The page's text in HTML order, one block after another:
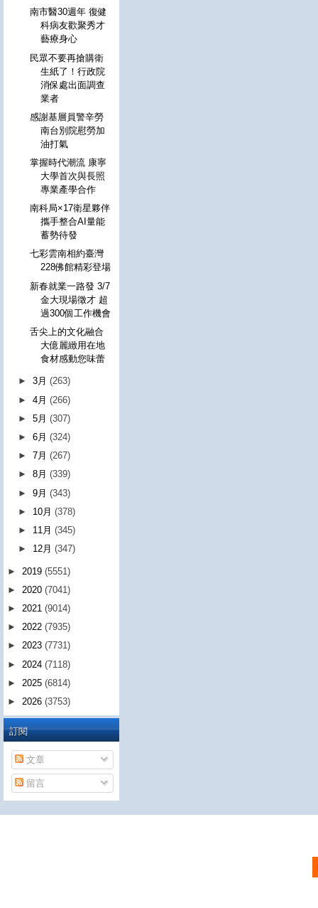
南市醫30週年 復健
科病友歡聚秀才
藝療身心
民眾不要再搶購衛
生紙了！行政院
消保處出面調查
業者
感謝基層員警辛勞
南台別院慰勞加
油打氣
掌握時代潮流 康寧
大學首次與長照
專業產學合作
南科局×17衛星夥伴
攜手整合AI量能
蓄勢待發
七彩雲南相約臺灣
228佛館精彩登場
新春就業一路發 3/7
金大現場徵才 超
過300個工作機會
舌尖上的文化融合
大億麗緻用在地
食材感動您味蕾
►3月(263)
►4月(266)
►5月(307)
►6月(324)
►7月(267)
►8月(339)
►9月(343)
► 10月(378)
► 11月(345)
► 12月(347)
► 2019 (5551)
► 2020 (7041)
► 2021 (9014)
► 2022 (7935)
► 2023 (7731)
► 2024 (7118)
► 2025 (6814)
► 2026 (3753)
訂閱
文章
留言